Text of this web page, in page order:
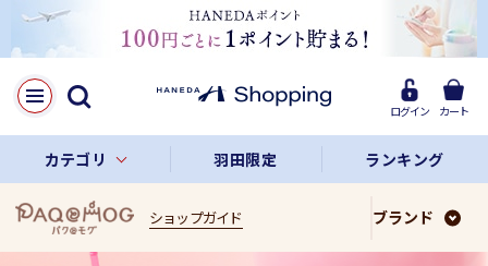
ログイン カート
カテゴリ 羽田限定 ランキング
ショップガイド ブランド